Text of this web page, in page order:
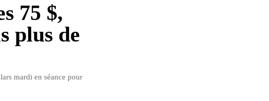
75 $,
plus de
mardi en séance pour